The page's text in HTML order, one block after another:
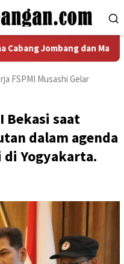
Jombang dan Manajemen
FSPMI Musashi Gelar
Bekasi saat
dalam agenda
di Yogyakarta.